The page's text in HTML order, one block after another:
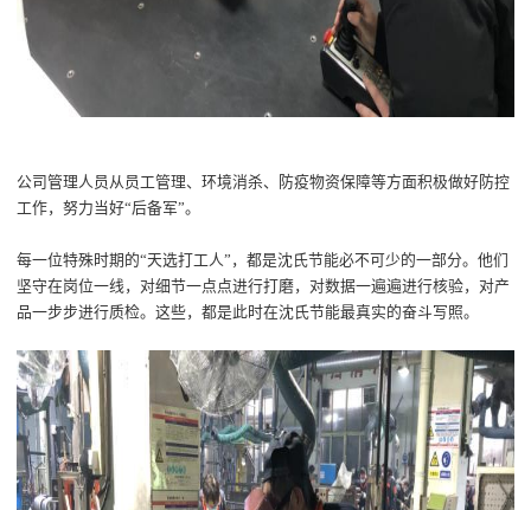
公司管理人员从 员工管理、环境消杀、防疫物资保障等方面积极做好防控
工作，努力当好“后备军”。
每一位特殊时期的“天选打工人” ，都是沈氏节能必不可少的一部分。他们
坚守在岗位一线， 对细节一点点进行打磨，对数据一遍遍进行核验， 对产
品一步步进行质检。这些，都是此时在沈氏节能最真实的奋斗写照。